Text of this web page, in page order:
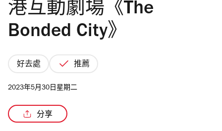
港互動劇場《The
Bonded City》
好去處 推薦
2023年5月30日星期二
分享